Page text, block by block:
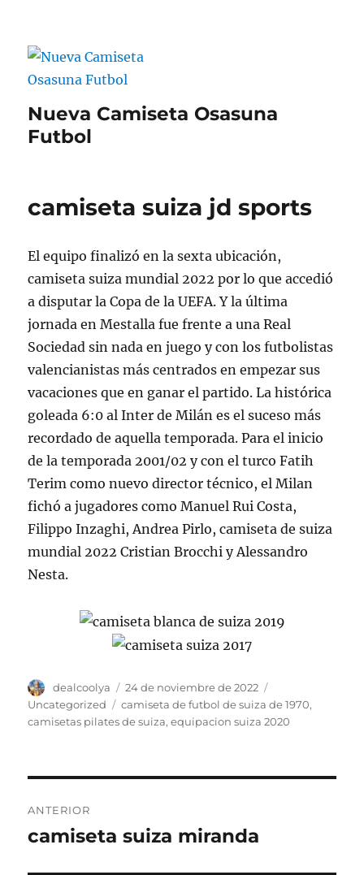
Nueva Camiseta Osasuna
Futbol
camiseta suiza jd sports
El equipo finalizó en la sexta ubicación,
camiseta suiza mundial 2022 por lo que accedió
a disputar la Copa de la UEFA. Y la última
jornada en Mestalla fue frente a una Real
Sociedad sin nada en juego y con los futbolistas
valencianistas más centrados en empezar sus
vacaciones que en ganar el partido. La histórica
goleada 6:0 al Inter de Milán es el suceso más
recordado de aquella temporada. Para el inicio
de la temporada 2001/02 y con el turco Fatih
Terim como nuevo director técnico, el Milan
fichó a jugadores como Manuel Rui Costa,
Filippo Inzaghi, Andrea Pirlo, camiseta de suiza
mundial 2022 Cristian Brocchi y Alessandro
Nesta.
Autor
dealcoolya
Publicado
el
24 de noviembre de 2022
Uncategorized
Etiquetas
camiseta de futbol de suiza de 1970,
camisetas pilates de suiza,equipacion suiza 2020
de
ANTERIOR
Entrada
camiseta suiza miranda